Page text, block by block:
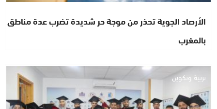
الأرصاد الجوية تحذر من موجة حر شديدة تضرب عدة مناطق
بالمغرب
تربية وتكوين